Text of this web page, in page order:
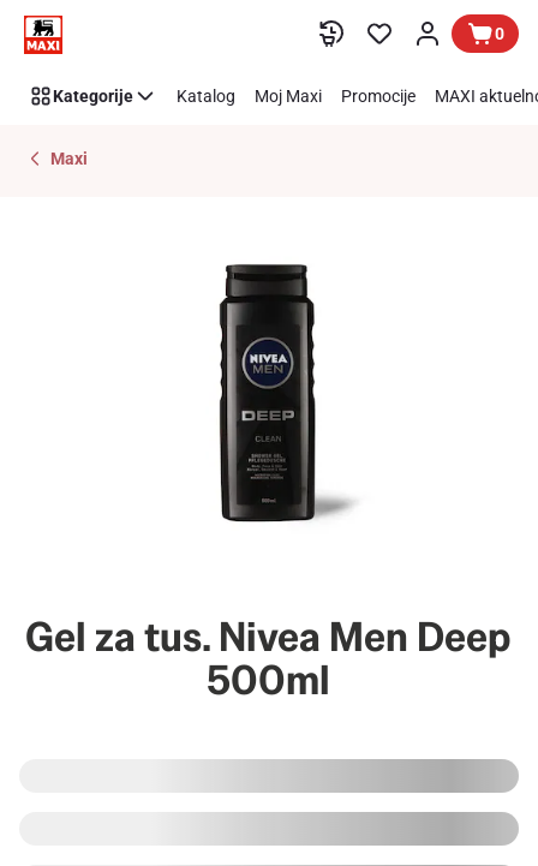
Preskoči link 0
Kategorije Katalog Moj Maxi Promocije MAXI
Maxi
Gel za tus. Nivea Men Deep
500ml